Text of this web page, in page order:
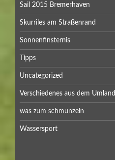
Sail 2015 Bremerhaven
Skurriles am Straßenrand
Sonnenfinsternis
Tipps
Uncategorized
Verschiedenes aus dem Umland
was zum schmunzeln
Wassersport